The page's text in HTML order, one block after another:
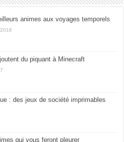
animes aux voyages temporels
du piquant à Minecraft
: des jeux de société imprimables
qui vous feront pleurer